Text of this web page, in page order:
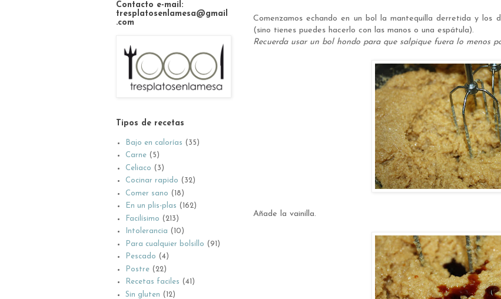
Comenzamos echando en un bol la mantequilla derretida y los
(sino tienes puedes hacerlo con las manos o una espátula).
Recuerda usar un bol hondo para que salpique fuera lo menos
Añade la vainilla.
Contacto e-mail:
tresplatosenlamesa@gmail
.com
Tipos de recetas
Bajo en calorías (35)
Carne (5)
Celiaco (3)
Cocinar rapido (32)
Comer sano (18)
En un plis-plas (162)
Facilísimo (213)
Intolerancia (10)
Para cualquier bolsillo (91)
Pescado (4)
Postre (22)
Recetas faciles (41)
Sin gluten (12)